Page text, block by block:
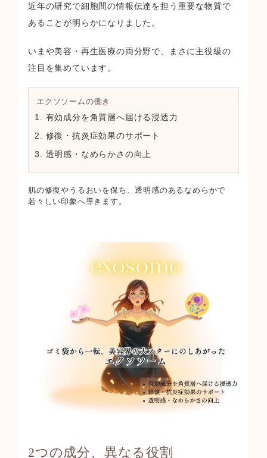
近年の研究で細胞間の情報伝達を担う重要な物質で
あることが明らかになりました。
いまや美容・再生医療の両分野で、まさに主役級の
注目を集めています。
エクソソームの働き
有効成分を角質層へ届ける浸透力
修復・抗炎症効果のサポート
透明感・なめらかさの向上
肌の修復やうるおいを保ち、透明感のあるなめらかで
若々しい印象へ導きます。
2つの成分、異なる役割